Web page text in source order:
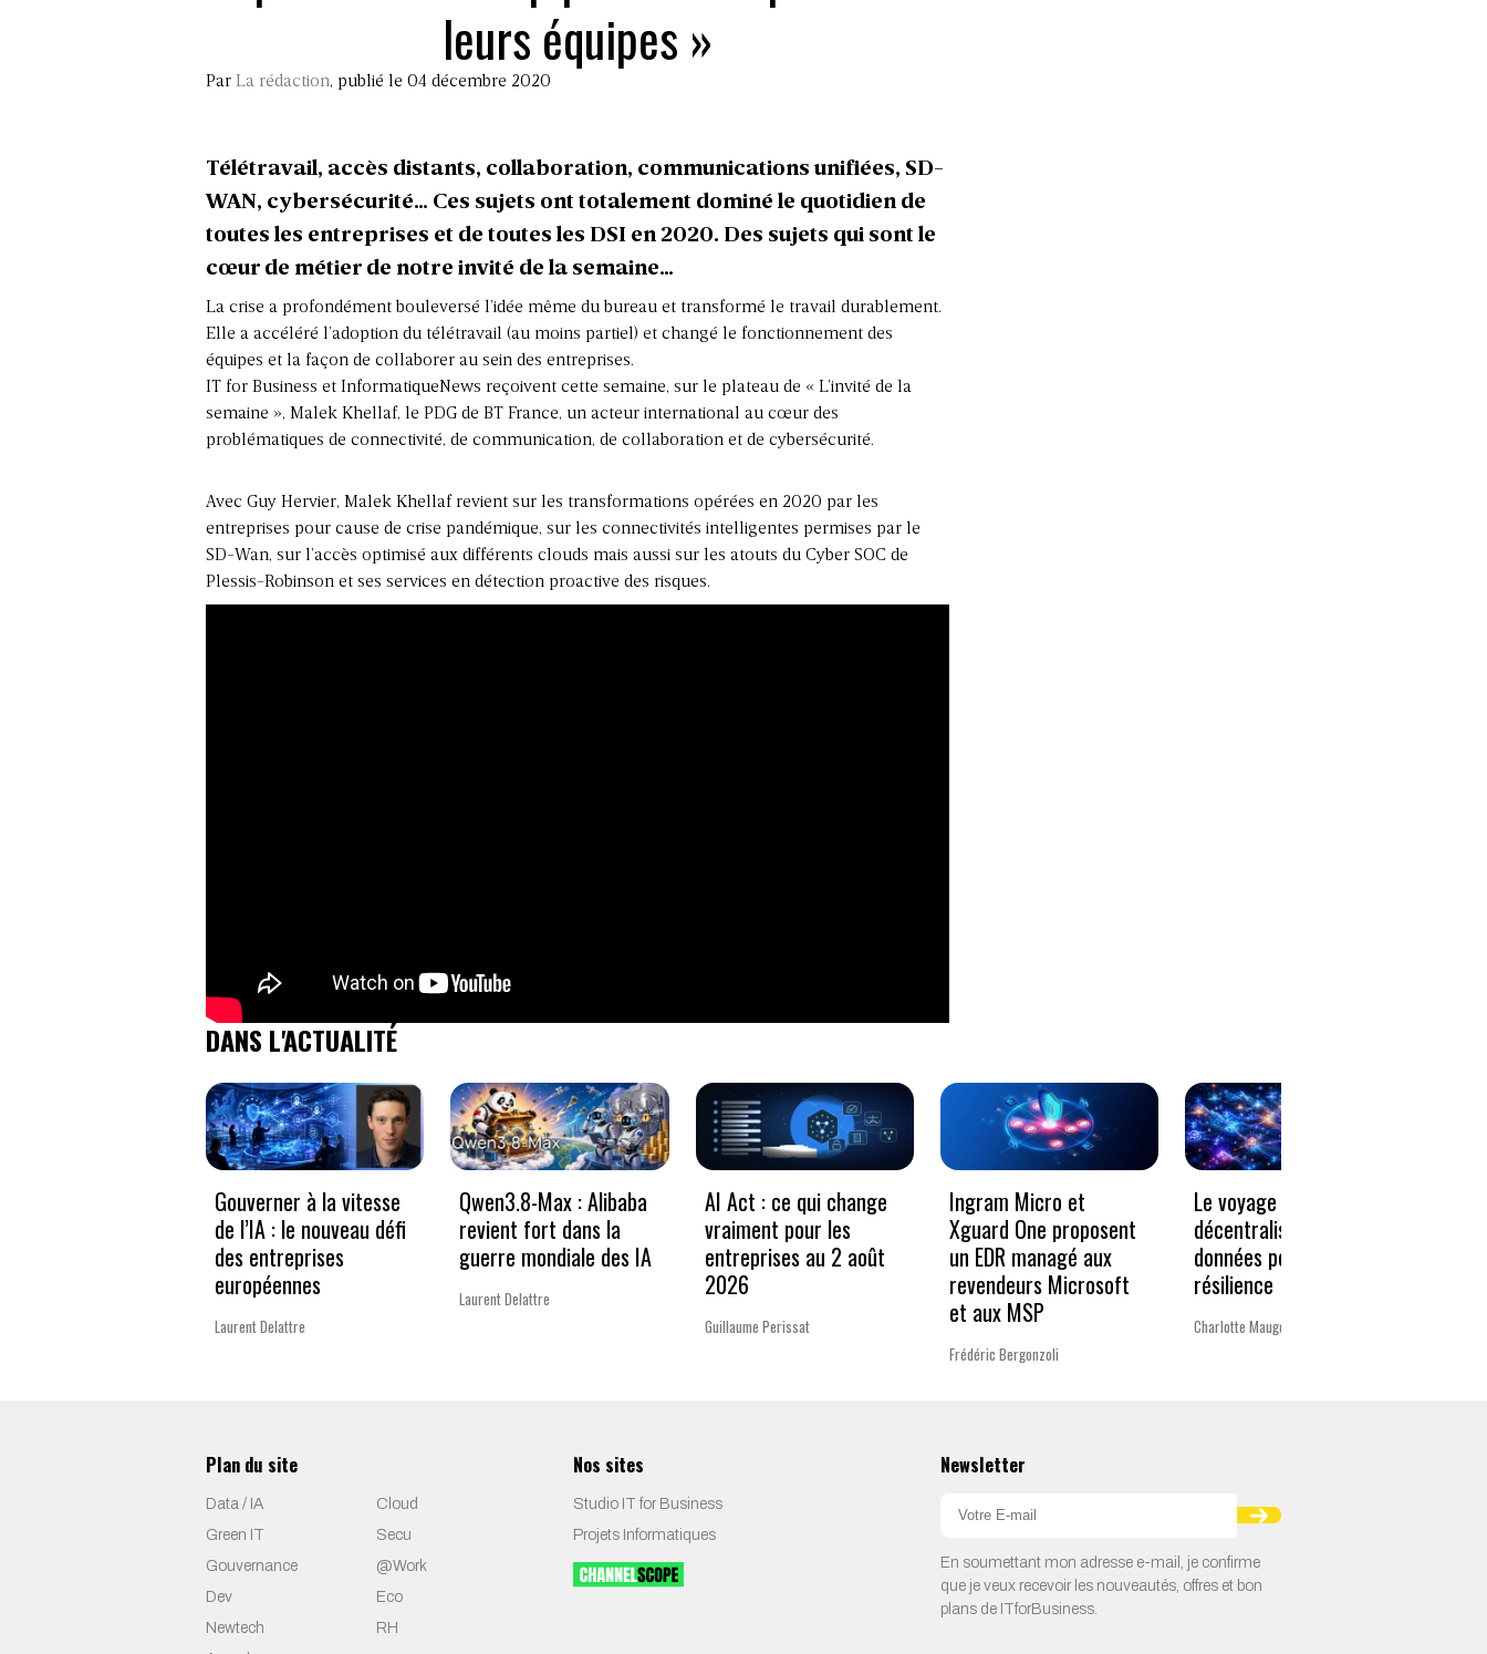
leurs équipes »
Par La rédaction, publié le 04 décembre 2020
Télétravail, accès distants, collaboration, communications unifiées, SD-
WAN, cybersécurité… Ces sujets ont totalement dominé le quotidien de
toutes les entreprises et de toutes les DSI en 2020. Des sujets qui sont le
cœur de métier de notre invité de la semaine…
La crise a profondément bouleversé l’idée même du bureau et transformé le travail durablement.
Elle a accéléré l’adoption du télétravail (au moins partiel) et changé le fonctionnement des
équipes et la façon de collaborer au sein des entreprises.
IT for Business et InformatiqueNews reçoivent cette semaine, sur le plateau de « L’invité de la
semaine », Malek Khellaf, le PDG de BT France, un acteur international au cœur des
problématiques de connectivité, de communication, de collaboration et de cybersécurité.
Avec Guy Hervier, Malek Khellaf revient sur les transformations opérées en 2020 par les
entreprises pour cause de crise pandémique, sur les connectivités intelligentes permises par le
SD-Wan, sur l’accès optimisé aux différents clouds mais aussi sur les atouts du Cyber SOC de
Plessis-Robinson et ses services en détection proactive des risques.
DANS L'ACTUALITÉ
Gouverner à la vitesse
de l’IA : le nouveau défi
des entreprises
européennes
Laurent Delattre
Qwen3.8-Max : Alibaba
revient fort dans la
guerre mondiale des IA
Laurent Delattre
AI Act : ce qui change
vraiment pour les
entreprises au 2 août
2026
Guillaume Perissat
Ingram Micro et
Xguard One proposent
un EDR managé aux
revendeurs Microsoft
et aux MSP
Frédéric Bergonzoli
Le voyage vers la
décentralisation des
données pour plus de
résilience
Charlotte Mauger
Plan du site
Data / IA
Cloud
Green IT
Secu
Gouvernance
@Work
Dev
Eco
Newtech
RH
Nos sites
Studio IT for Business
Projets Informatiques
Newsletter
En soumettant mon adresse e-mail, je confirme
que je veux recevoir les nouveautés, offres et bon
plans de ITforBusiness.